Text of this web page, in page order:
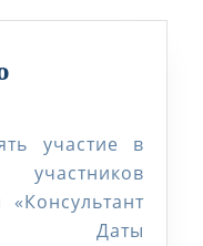
участие в
Даты